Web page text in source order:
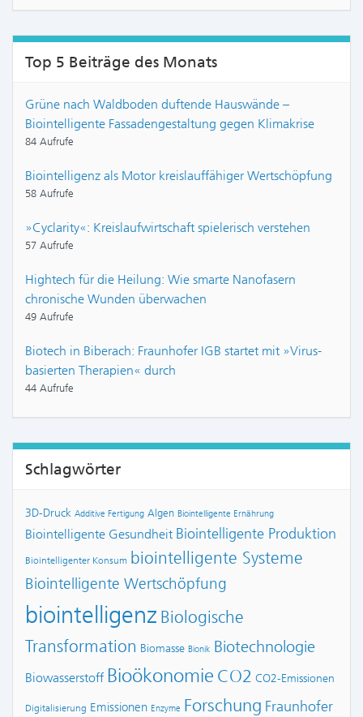
Top 5 Beiträge des Monats
Grüne nach Waldboden duftende Hauswände –
Biointelligente Fassadengestaltung gegen Klimakrise
84 Aufrufe
Biointelligenz als Motor kreislauffähiger Wertschöpfung
58 Aufrufe
»Cyclarity«: Kreislaufwirtschaft spielerisch verstehen
57 Aufrufe
Hightech für die Heilung: Wie smarte Nanofasern
chronische Wunden überwachen
49 Aufrufe
Biotech in Biberach: Fraunhofer IGB startet mit »Virus-
basierten Therapien« durch
44 Aufrufe
Schlagwörter
3D-Druck Additive Fertigung Algen Biointelligente Ernährung
Biointelligente Gesundheit Biointelligente Produktion
Biointelligenter Konsum biointelligente Systeme
Biointelligente Wertschöpfung
biointelligenz Biologische
Transformation Biomasse Bionik Biotechnologie
Biowasserstoff Bioökonomie CO2 CO2-Emissionen
Digitalisierung Emissionen Enzyme Forschung Fraunhofer